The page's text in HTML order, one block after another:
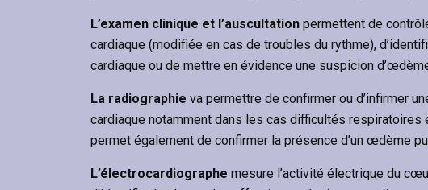
L’examen clinique et l’auscultation permettent de
cardiaque (modifiée en cas de troubles du rythme),
cardiaque ou de mettre en évidence une suspicion
La radiographie va permettre de confirmer ou d’infirmer
cardiaque notamment dans les cas difficultés respiratoires
permet également de confirmer la présence d’un œdème
L’électrocardiographe mesure l’activité électrique du